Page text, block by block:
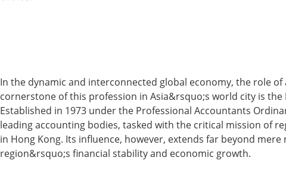
In the dynamic and interconnected global economy, the role
cornerstone of this profession in Asia&rsquo;s world city is
Established in 1973 under the Professional Accountants
leading accounting bodies, tasked with the critical mission of
in Hong Kong. Its influence, however, extends far beyond
region&rsquo;s financial stability and economic growth.